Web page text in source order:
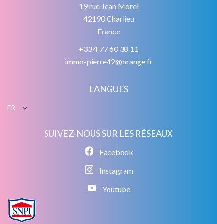
19 rue Jean Morel
42190Charlieu
France
+33 4 77 60 38 11
immo-pierre42@orange.fr
LANGUES
FR
SUIVEZ-NOUS SUR LES RÉSEAUX
Facebook
Instagram
Youtube